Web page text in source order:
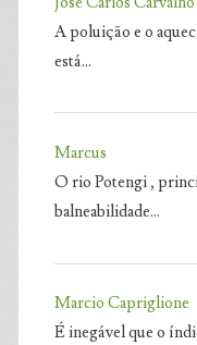
A poluição e o
está…
Marcus
O rio Potengi ,
balneabilidade…
Marcio Capriglione
É inegável que o